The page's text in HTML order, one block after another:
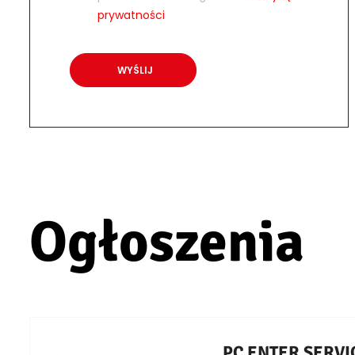
prywatności
Ogłoszenia